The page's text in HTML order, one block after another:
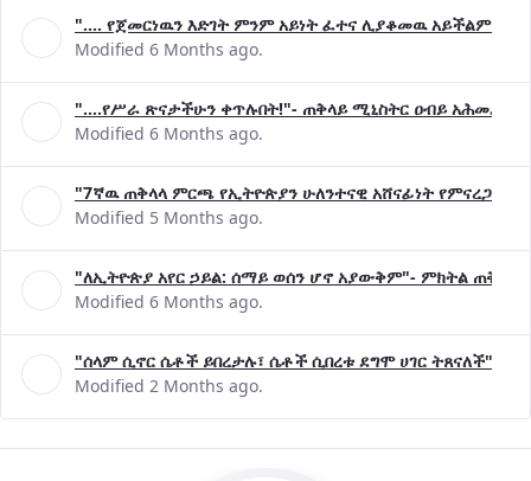
".... የጀመርነዉን እድገት ምንም አይነት ፈተና ሊያቆመዉ አይችልም"-
Modified 6 Months ago.
"....የሥራ ጽናታችሁን ቀጥሉበት!"- ጠቅላይ ሚኒስትር ዐብይ አሕመድ (ዶ/
Modified 6 Months ago.
"7ኛዉ ጠቅላላ ምርጫ የኢትዮጵያን ሁለንተናዊ አሸናፊነት
Modified 5 Months ago.
"ለኢትዮጵያ አየር ኃይል: ሰማይ ወሰን ሆኖ አያውቅም"- ምክትል ጠቅላይ
Modified 6 Months ago.
"ሰላም ሲኖር ሴቶች ይበረታሉ፣ ሴቶች ሲበረቱ ደግሞ ሀገር ትጸናለች"-
Modified 2 Months ago.